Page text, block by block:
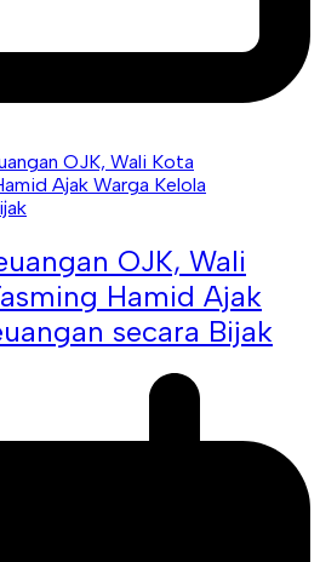
OJK, Wali
Hamid Ajak
secara Bijak